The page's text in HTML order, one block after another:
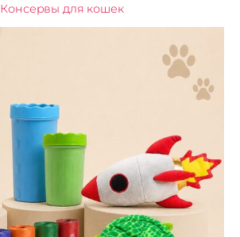
Консервы для кошек